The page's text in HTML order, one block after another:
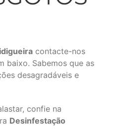
contacte-nos
baixo. Sabemos que as
desagradáveis e
confie na
Desinfestação